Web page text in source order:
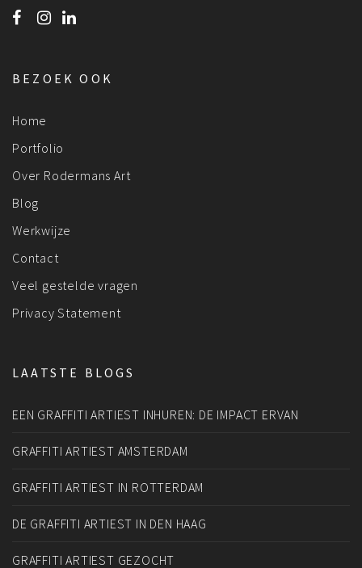
BEZOEK OOK
Home
Portfolio
Over Rodermans Art
Blog
Werkwijze
Contact
Veel gestelde vragen
Privacy Statement
LAATSTE BLOGS
EEN GRAFFITI ARTIEST INHUREN: DE IMPACT ERVAN
GRAFFITI ARTIEST AMSTERDAM
GRAFFITI ARTIEST IN ROTTERDAM
DE GRAFFITI ARTIEST IN DEN HAAG
GRAFFITI ARTIEST GEZOCHT